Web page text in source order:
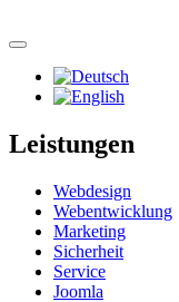
Leistungen
Webdesign
Webentwicklung
Marketing
Sicherheit
Service
Joomla